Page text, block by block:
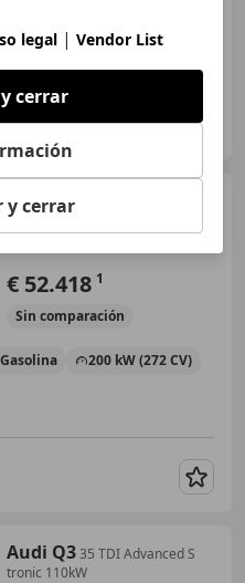
Audi Q3
tronic 200kW
€ 52.418 1
Sin comparación
200 kW (272 CV)
Audi Q335 TDI Advanced S
tronic 110kW
legal | Vendor List
cerrar
y cerrar